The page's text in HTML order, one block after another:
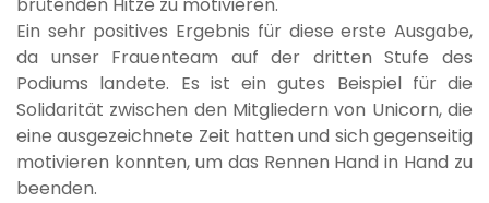
Ein sehr positives Ergebnis für diese erste Ausgabe,
da unser Frauenteam auf der dritten Stufe des
Podiums landete. Es ist ein gutes Beispiel für die
Solidarität zwischen den Mitgliedern von Unicorn, die
eine ausgezeichnete Zeit hatten und sich gegenseitig
motivieren konnten, um das Rennen Hand in Hand zu
beenden.